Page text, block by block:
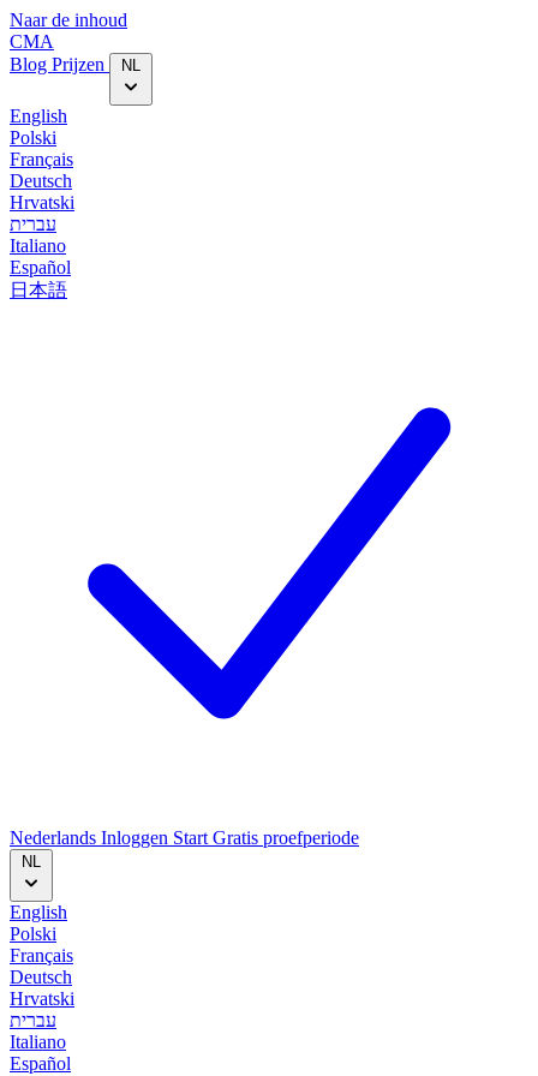
Naar de inhoud
CMA
Blog‎ Prijzen NL
English
Polski
Français
Deutsch
Hrvatski
עברית
Italiano
Español
日本語
Nederlands Inloggen Start Gratis proefperiode
NL
English
Polski
Français
Deutsch
Hrvatski
עברית
Italiano
Español